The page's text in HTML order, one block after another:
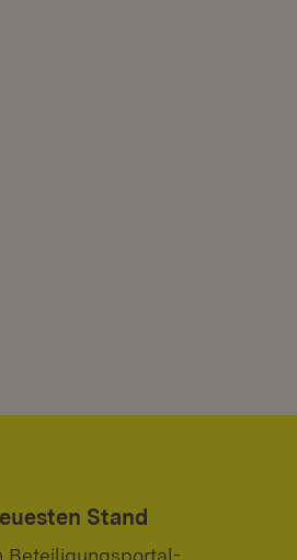
Stand
Beteiligungsportal-